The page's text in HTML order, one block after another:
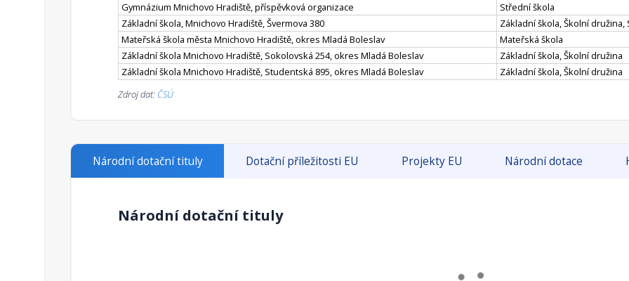
Gymnázium Mnichovo Hradiště, příspěvková organizace
Střední škola
Základní škola, Mnichovo Hradiště, Švermova 380
Základní škola, Školní
Mateřská škola města Mnichovo Hradiště, okres Mladá Boleslav
Mateřská škola
Základní škola Mnichovo Hradiště, Sokolovská 254, okres Mladá Boleslav
Základní škola, Školní družina
Základní škola Mnichovo Hradiště, Studentská 895, okres Mladá Boleslav
Základní škola, Školní družina
Zdroj dat: ČSÚ
Národní dotační tituly Dotační příležitosti EU Projekty EU Národní dotace
Národní dotační tituly
Alokace dotačního titulu 2024 (mil.